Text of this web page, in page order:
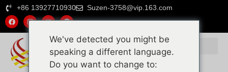
+86 13927710930 Suzen-3758@vip.163.com
We've detected you might be
speaking a different language.
Do you want to change to: